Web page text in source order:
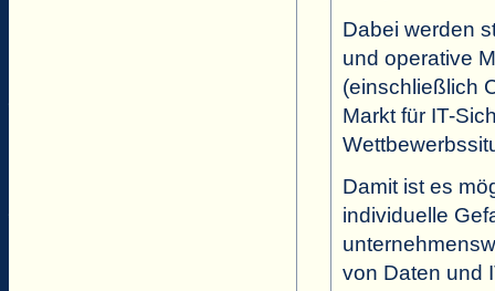
Dabei werden
und operative
(einschließlich
Markt für IT-
Damit ist es
individuelle
von Daten und